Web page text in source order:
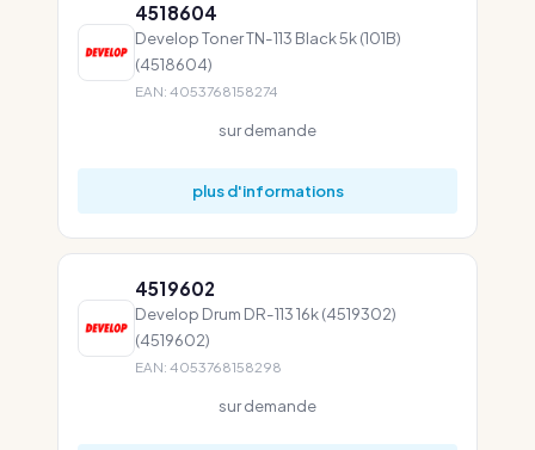
4518604
Develop Toner TN-113 Black 5k (101B)
(4518604)
EAN: 4053768158274
sur demande
plus d'informations
4519602
Develop Drum DR-113 16k (4519302)
(4519602)
EAN: 4053768158298
sur demande